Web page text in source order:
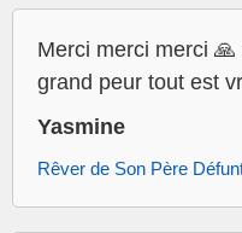
Merci merci merci 🙏
grand peur tout est
Yasmine
Rêver de Son Père